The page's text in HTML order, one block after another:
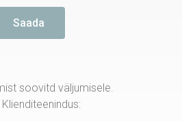
Saada
soovitd väljumisele.